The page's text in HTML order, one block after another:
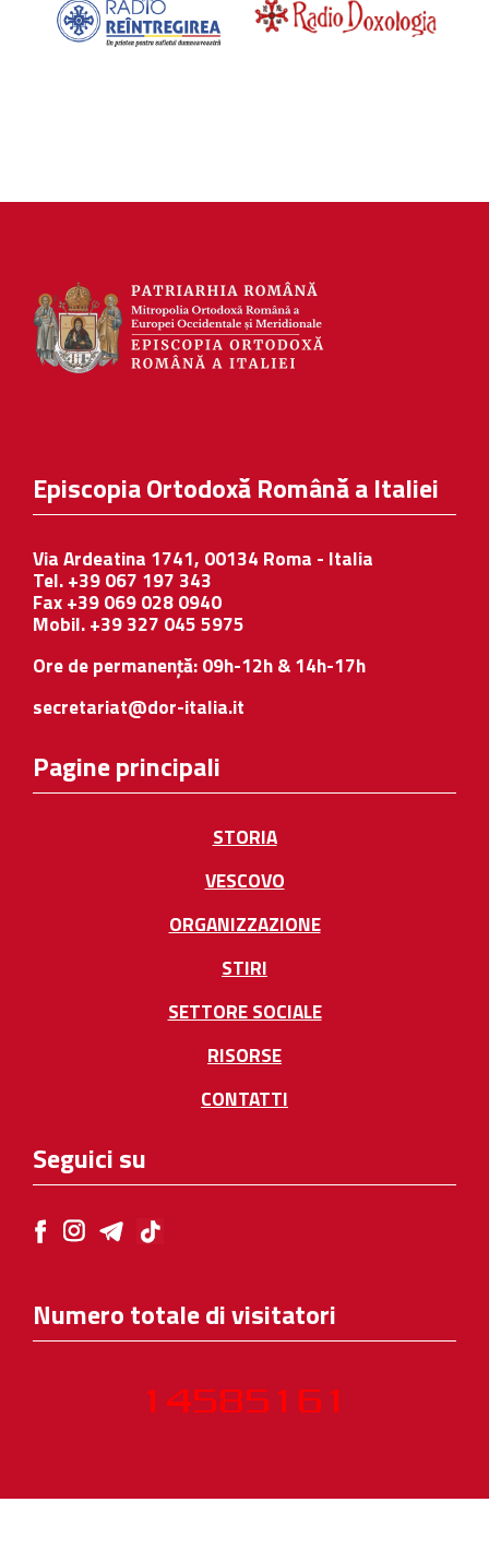
Episcopia Ortodoxă Română a Italiei
Via Ardeatina 1741, 00134 Roma - Italia
Tel. +39 067 197 343
Fax +39 069 028 0940
Mobil. +39 327 045 5975
Ore de permanență: 09h-12h & 14h-17h
secretariat@dor-italia.it
Pagine principali
STORIA
VESCOVO
ORGANIZZAZIONE
STIRI
SETTORE SOCIALE
RISORSE
CONTATTI
Seguici su
Numero totale di visitatori